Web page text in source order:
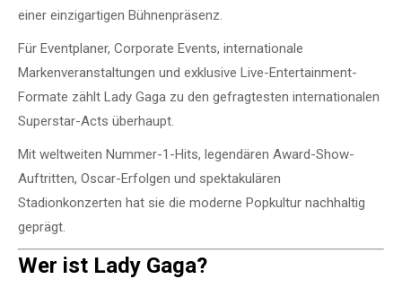
einer einzigartigen Bühnenpräsenz.
Für Eventplaner, Corporate Events, internationale
Markenveranstaltungen und exklusive Live-Entertainment-
Formate zählt Lady Gaga zu den gefragtesten internationalen
Superstar-Acts überhaupt.
Mit weltweiten Nummer-1-Hits, legendären Award-Show-
Auftritten, Oscar-Erfolgen und spektakulären
Stadionkonzerten hat sie die moderne Popkultur nachhaltig
geprägt.
Wer ist Lady Gaga?